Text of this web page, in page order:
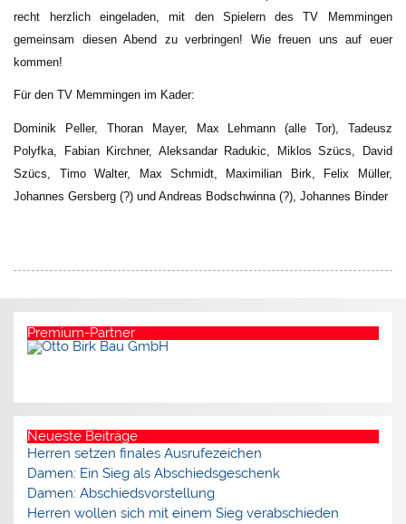
recht herzlich eingeladen, mit den Spielern des TV Memmingen
gemeinsam diesen Abend zu verbringen! Wie freuen uns auf euer
kommen!
Für den TV Memmingen im Kader:
Dominik Peller, Thoran Mayer, Max Lehmann (alle Tor), Tadeusz
Polyfka, Fabian Kirchner, Aleksandar Radukic, Miklos Szücs, David
Szücs, Timo Walter, Max Schmidt, Maximilian Birk, Felix Müller,
Johannes Gersberg (?) und Andreas Bodschwinna (?), Johannes Binder
Premium-Partner
Neueste Beiträge
Herren setzen finales Ausrufezeichen
Damen: Ein Sieg als Abschiedsgeschenk
Damen: Abschiedsvorstellung
Herren wollen sich mit einem Sieg verabschieden